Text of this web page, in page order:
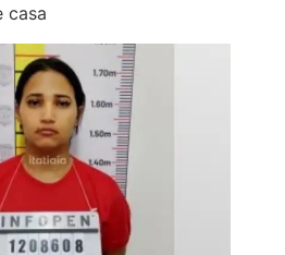
casa